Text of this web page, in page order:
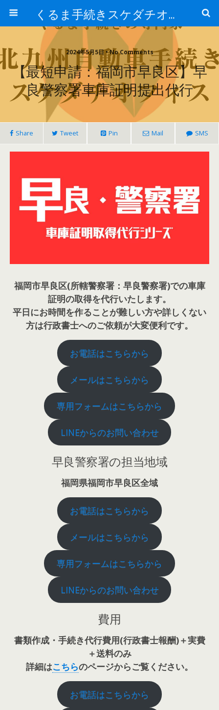
くるま手続きスケダチオフィス
2024年5月5日 • No Comments
【最短申請：福岡市早良区】早
良警察署車庫証明提出代行
Share Tweet Pin Mail SMS
福岡市早良区(所轄警察署：早良警察署)での車庫
証明の取得を代行いたします。
平日にお時間を作ることが難しい方や詳しくない
方は行政書士へのご依頼が大変便利です。
お電話はこちらから
メールはこちらから
専用フォームはこちらから
LINEからのお問い合わせ
早良警察署の担当地域
福岡県福岡市早良区全域
お電話はこちらから
メールはこちらから
専用フォームはこちらから
LINEからのお問い合わせ
費用
書類作成・手続き代行費用(行政書士報酬)＋実費
＋送料のみ
詳細はこちらのページからご覧ください。
お電話はこちらから